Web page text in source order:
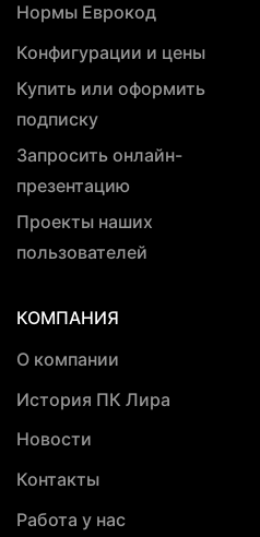
Нормы Еврокод
Конфигурации и цены
Купить или оформить
подписку
Запросить онлайн-
презентацию
Проекты наших
пользователей
КОМПАНИЯ
О компании
История ПК Лира
Новости
Контакты
Работа у нас